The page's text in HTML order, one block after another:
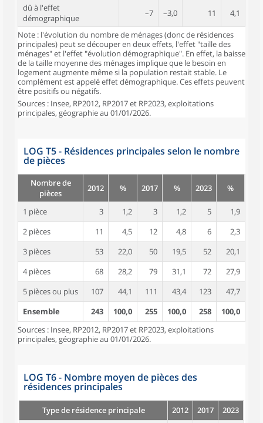
dû à l'effet
démographique
–7 –3,0 11 4,1
Note : l'évolution du nombre de ménages (donc de résidences
principales) peut se découper en deux effets, l'effet "taille des
ménages" et l'effet "évolution démographique". En effet, la baisse
de la taille moyenne des ménages implique que le besoin en
logement augmente même si la population restait stable. Le
complément est appelé effet démographique. Ces effets peuvent
être positifs ou négatifs.
Sources : Insee, RP2012, RP2017 et RP2023, exploitations
principales, géographie au 01/01/2026.
LOG T5 - Résidences principales selon le nombre
de pièces
Nombre de
pièces
2012 % 2017 % 2023 %
1 pièce 3 1,2 3 1,2 5
1,9
2 pièces
11 4,5 12 4,8 6
2,3
3 pièces
53 22,0 50 19,5 52
20,1
4 pièces
68 28,2 79 31,1 72
27,9
5 pièces ou plus
107 44,1 111 43,4 123
47,7
Ensemble
243 100,0 255 100,0 258
100,0
Sources : Insee, RP2012, RP2017 et RP2023, exploitations
principales, géographie au 01/01/2026.
LOG T6 - Nombre moyen de pièces des
résidences principales
Type de résidence principale 2012 2017
2023